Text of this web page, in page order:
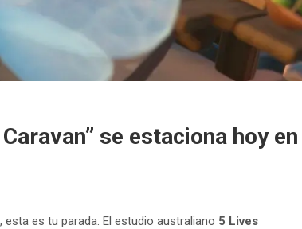
se estaciona hoy en
es tu parada. El estudio australiano 5 Lives